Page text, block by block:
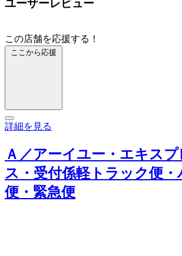
ユーザーレビュー
この店舗を応援する！
ここから応援
詳細を見る
Ａ／アーイユー・エキス
ス・受付係軽トラック便・
便・緊急便